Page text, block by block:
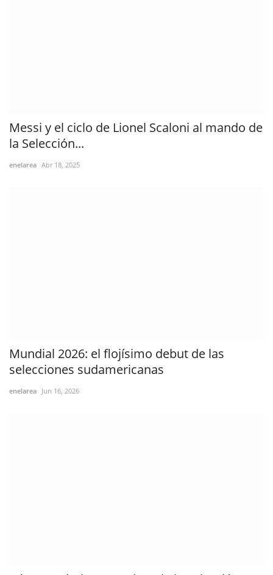
Messi y el ciclo de Lionel Scaloni al mando de
la Selección...
enelarea Abr 18, 2025
Mundial 2026: el flojísimo debut de las
selecciones sudamericanas
enelarea Jun 16, 2026